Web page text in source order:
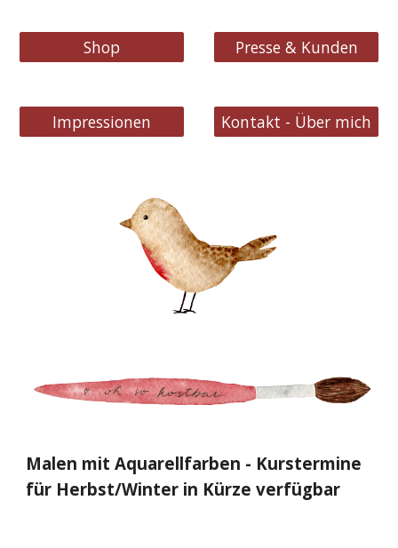
Shop Presse & Kunden
Impressionen Kontakt - Über mich
Malen mit Aquarellfarben - Kurstermine
für Herbst/Winter in Kürze verfügbar